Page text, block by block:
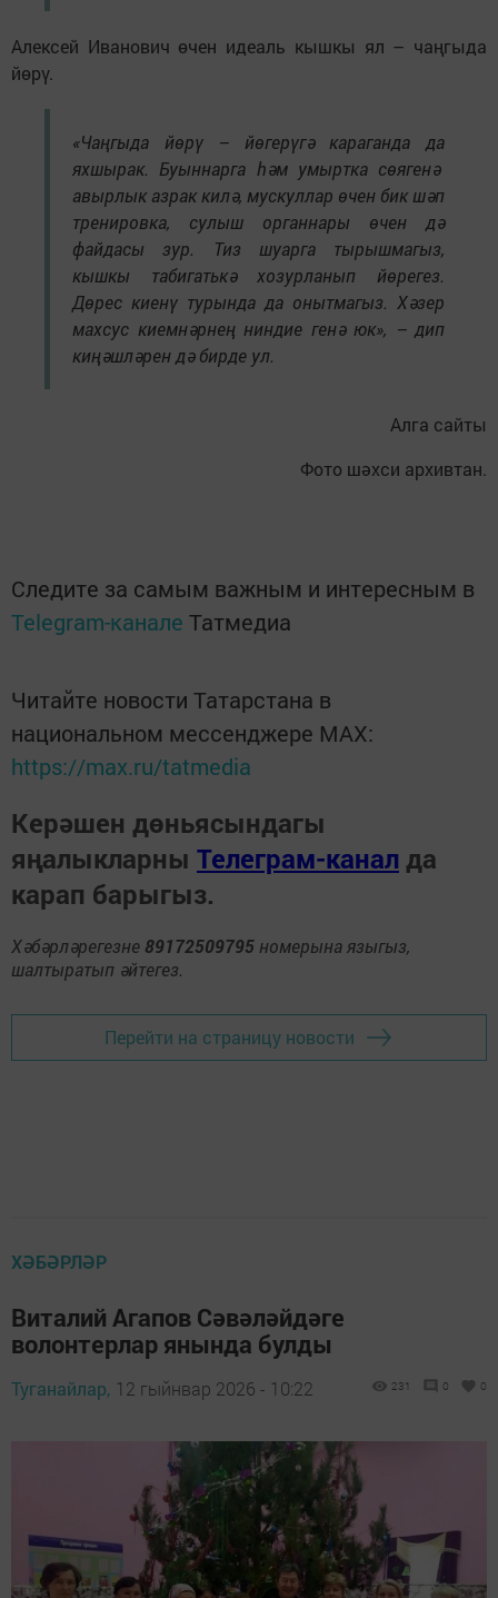
Алексей Иванович өчен идеаль кышкы ял – чаңгыда
йөрү.
«Чаңгыда йөрү – йөгерүгә караганда да
яхшырак. Буыннарга һәм умыртка сөягенә
авырлык азрак килә, мускуллар өчен бик шәп
тренировка, сулыш органнары өчен дә
файдасы зур. Тиз шуарга тырышмагыз,
кышкы табигатькә хозурланып йөрегез.
Дөрес киенү турында да онытмагыз. Хәзер
махсус киемнәрнең ниндие генә юк», – дип
киңәшләрен дә бирде ул.
Алга сайты
Фото шәхси архивтан.
Следите за самым важным и интересным в
Telegram-канале Татмедиа
Читайте новости Татарстана в
национальном мессенджере MАХ:
https://max.ru/tatmedia
Керәшен дөньясындагы
яңалыкларны Телеграм-канал да
карап барыгыз.
Хәбәрләрегезне 89172509795 номерына языгыз,
шалтыратып әйтегез.
Перейти на страницу новости
ХӘБӘРЛӘР
Виталий Агапов Сәвәләйдәге
волонтерлар янында булды
Туганайлар, 12 гыйнвар 2026 - 10:22 231 0 0